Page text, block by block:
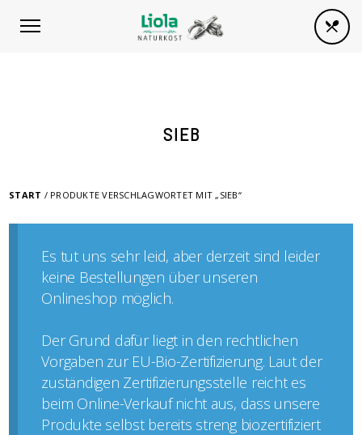
SIEB
START / PRODUKTE VERSCHLAGWORTET MIT „SIEB“
Es tut uns sehr leid, aber derzeit sind leider
keine Bestellungen über unseren
Onlineshop möglich.
Der Grund dafür liegt in den rechtlichen
Vorgaben zur EU-Bio-Zertifizierung. Laut der
zuständigen Zertifizierungsstelle reicht es
beim Online-Verkauf nicht aus, dass unsere
Produkte selbst bereits streng biozertifiziert